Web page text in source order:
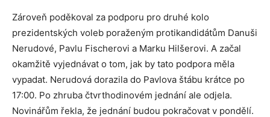
Zároveň poděkoval za podporu pro druhé kolo
prezidentských voleb poraženým protikandidátům Danuši
Nerudové, Pavlu Fischerovi a Marku Hilšerovi. A začal
okamžitě vyjednávat o tom, jak by tato podpora měla
vypadat. Nerudová dorazila do Pavlova štábu krátce po
17:00. Po zhruba čtvrthodinovém jednání ale odjela.
Novinářům řekla, že jednání budou pokračovat v pondělí.